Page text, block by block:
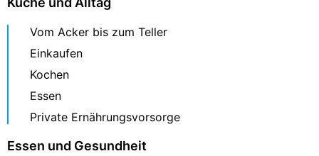
Vom Acker bis zum Teller
Einkaufen
Kochen
Essen
Private Ernährungsvorsorge
Essen und Gesundheit